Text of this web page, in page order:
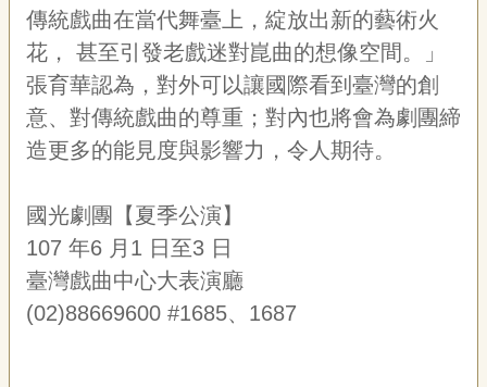
傳統戲曲在當代舞臺上，綻放出新的藝術火
花，
甚至引發老戲迷對崑曲的想像空間。」
張育華認為，對外可以讓國際看到臺灣的創
意、對傳統戲曲的尊重；對內也將會為劇團締
造更多的能見度與影響力，令人期待。
國光劇團【夏季公演】
107 年6 月1 日至3 日
臺灣戲曲中心大表演廳
(02)88669600 #1685、1687